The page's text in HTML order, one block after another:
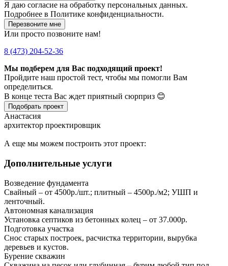
Я даю согласие на обработку персональных данных.
Подробнее в Политике конфиденциальности.
Перезвоните мне
Или просто позвоните нам!
8 (473) 204-52-36
Мы подберем для Вас подходящий проект!
Пройдите наш простой тест, чтобы мы помогли Вам
определиться.
В конце теста Вас ждет приятный сюрприз 😊
Подобрать проект
Анастасия
архитектор проектировщик
А еще мы можем построить этот проект:
Дополнительные услуги
Возведение фундамента
Свайный – от 4500р./шт.; плитный – 4500р./м2; УШП и
ленточный.
Автономная канализация
Установка септиков из бетонных колец – от 37.000р.
Подготовка участка
Снос старых построек, расчистка территории, вырубка
деревьев и кустов.
Бурение скважин